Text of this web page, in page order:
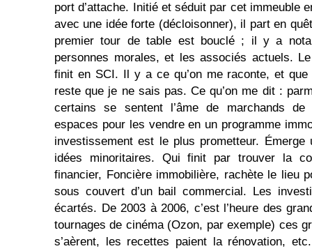
port d’attache. Initié et séduit par cet immeuble
avec une idée forte (décloisonner), il part en
premier tour de table est bouclé ; il y a
personnes morales, et les associés actuels.
finit en SCI. Il y a ce qu’on me raconte, et
reste que je ne sais pas. Ce qu’on me dit :
certains se sentent l’âme de marchands
espaces pour les vendre en un programme
investissement est le plus prometteur.
idées minoritaires. Qui finit par trouver la
financier, Foncière immobilière, rachète le lieu
sous couvert d’un bail commercial. Les
écartés. De 2003 à 2006, c’est l’heure des
tournages de cinéma (Ozon, par exemple) ces
s’aèrent, les recettes paient la rénovation,